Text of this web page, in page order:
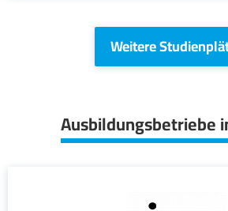
Weitere
Ausbildungsbetriebe